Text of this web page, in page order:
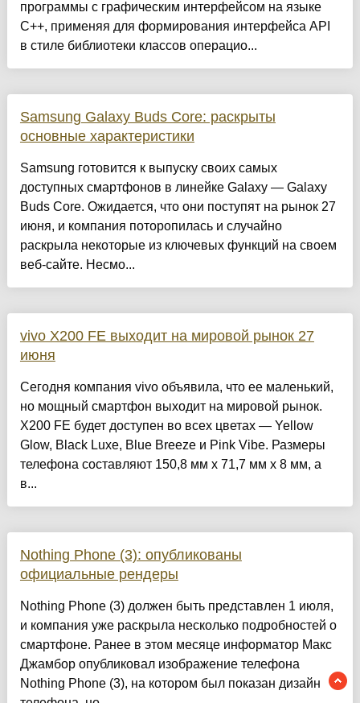
программы с графическим интерфейсом на языке
C++, применяя для формирования интерфейса API
в стиле библиотеки классов операцио...
Samsung Galaxy Buds Core: раскрыты
основные характеристики
Samsung готовится к выпуску своих самых
доступных смартфонов в линейке Galaxy — Galaxy
Buds Core. Ожидается, что они поступят на рынок 27
июня, и компания поторопилась и случайно
раскрыла некоторые из ключевых функций на своем
веб-сайте. Несмо...
vivo X200 FE выходит на мировой рынок 27
июня
Сегодня компания vivo объявила, что ее маленький,
но мощный смартфон выходит на мировой рынок.
X200 FE будет доступен во всех цветах — Yellow
Glow, Black Luxe, Blue Breeze и Pink Vibe. Размеры
телефона составляют 150,8 мм x 71,7 мм x 8 мм, а
в...
Nothing Phone (3): опубликованы
официальные рендеры
Nothing Phone (3) должен быть представлен 1 июля,
и компания уже раскрыла несколько подробностей о
смартфоне. Ранее в этом месяце информатор Макс
Джамбор опубликовал изображение телефона
Nothing Phone (3), на котором был показан дизайн